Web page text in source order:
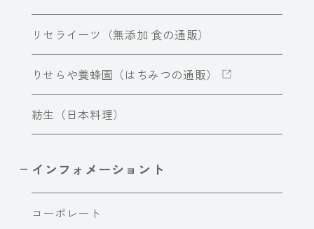
リセライーツ（無添加 食の通販）
りせらや養蜂園（はちみつの通販）
紡生（日本料理）
インフォメーショント
コーポレート